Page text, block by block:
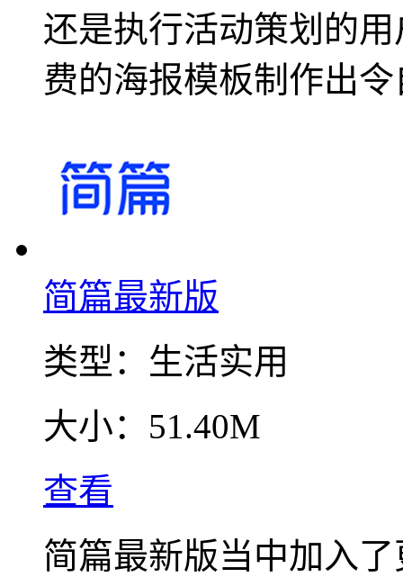
还是执行活动策划的
费的海报模板制作出
简篇最新版
类型： 生活实用
大小： 51.40M
查看
简篇最新版当中加入